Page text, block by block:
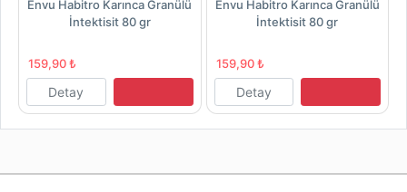
Envu Habitro Karınca Granülü
İntektisit 80 gr
159,90 ₺
Detay
Envu Habitro Karınca Granülü
İntektisit 80 gr
159,90 ₺
Detay